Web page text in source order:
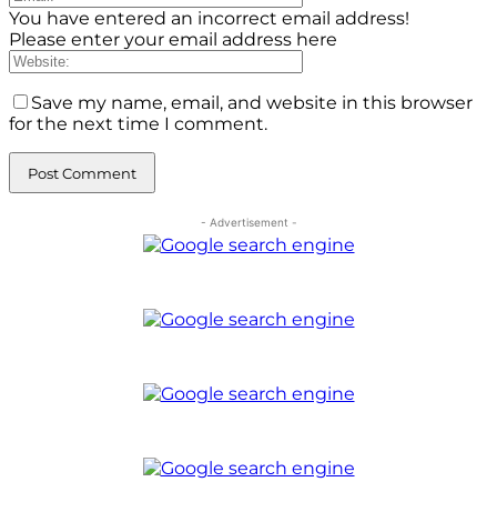
You have entered an incorrect email address!
Please enter your email address here
Save my name, email, and website in this browser
for the next time I comment.
- Advertisement -